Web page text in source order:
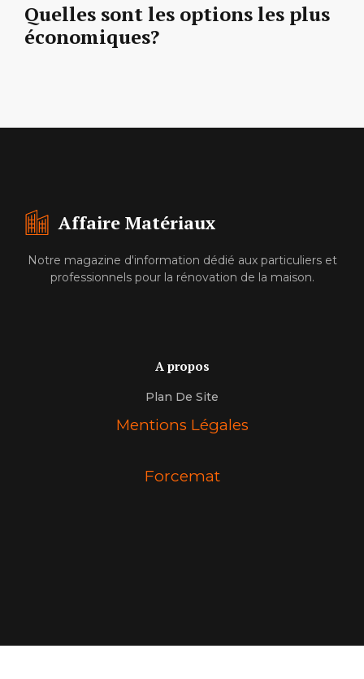
Quelles sont les options les plus
économiques?
Affaire Matériaux
Notre magazine d'information dédié aux particuliers et
professionnels pour la rénovation de la maison.
A propos
Plan De Site
Mentions Légales
Forcemat